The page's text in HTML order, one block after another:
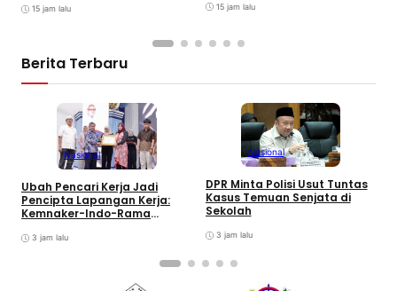
15 jam lalu 15 jam lalu
Berita Terbaru
Nasional
Ubah Pencari Kerja Jadi
Pencipta Lapangan Kerja:
Kemnaker-Indo-Rama
3 jam lalu
Nasional
DPR Minta Polisi Usut Tuntas
Kasus Temuan Senjata di
Sekolah
3 jam lalu